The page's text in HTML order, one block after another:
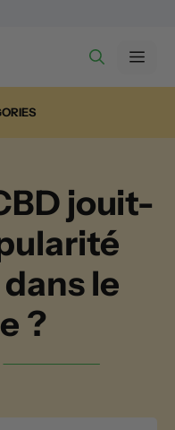
jouit-
le
?